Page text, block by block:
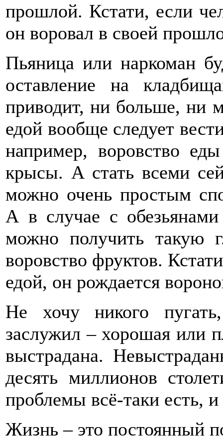
прошлой. Кстати, если
он воровал в своей
Пьяница или наркоман
оставление на
приводит, ни больше, ни
едой вообще следует
например, воровство
крысы. А стать всеми
можно очень простым
А в случае с
можно получить такую
воровство фруктов.
едой, он рождается
Не хочу никого
заслужил – хорошая или
выстрадана.
десять миллионов
проблемы всё-таки есть,
Жизнь – это постоянный